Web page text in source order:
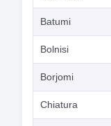
Batumi
Bolnisi
Borjomi
Chiatura